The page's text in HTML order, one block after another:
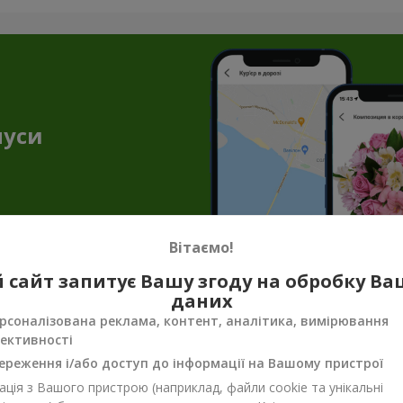
до квітів — торт як подарунок
незабутню атмосферу. Але букет квітів з тортом
якщо ви збираєтесь в гості, готуєтесь до побачення
свята.
Вітаємо!
сайт запитує Вашу згоду на обробку
даних
реклама, контент, аналітика, вимірювання
і/або доступ до інформації на Вашому пристрої
з Вашого пристрою (наприклад, файли cookie та унікальні